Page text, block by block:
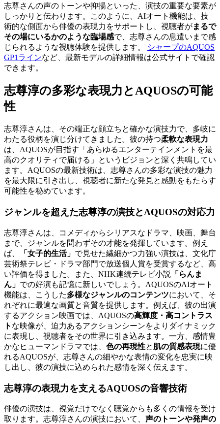
志尊さんの声のトーンや抑揚といった、演技の重要な要素が
しっかりと伝わります。このように、AIオート機能は、技
術的な側面から俳優の表現力をサポートし、視聴者がまるで
その場にいるかのような臨場感で、志尊さんの息遣いまで感
じられるような視聴体験を提供します。
シャープのAQUOS
GP1ラインなど、最新モデルの詳細情報は公式サイトで確認
できます。
志尊淳の多彩な表現力とAQUOSの可能
性
志尊淳さんは、その端正な顔立ちと確かな演技力で、多岐に
わたる役柄を演じ分けてきました。彼の持つ柔軟な表現力
は、AQUOSが目指す「あらゆるエンターテインメントを最
高のクオリティで届ける」というビジョンと深く共鳴してい
ます。AQUOSの最新技術は、志尊さんの多彩な演技の魅力
を最大限に引き出し、視聴者に新たな発見と感動をもたらす
可能性を秘めています。
ジャンルを超えた志尊淳の演技とAQUOSの対応力
志尊淳さんは、コメディからシリアスなドラマ、映画、舞台
まで、ジャンルを問わずその才能を発揮しています。例え
ば、
「女子的生活」 で見せた繊細かつ力強い演技は、文化庁
芸術祭テレビ・ドラマ部門で放送個人賞を受賞するなど、高
い評価を得ました。また、NHK連続テレビ小説
「らんま
ん」 での好演も記憶に新しいでしょう。AQUOSのAIオート
機能は、こうした多様なジャンルのコンテンツにおいて、そ
れぞれに最適な画質と音質を提供します。例えば、彼の出演
するアクション映画では、AQUOSの高輝度・高コントラス
ト な映像が、迫力あるアクションシーンをよりダイナミック
に表現し、視聴者をその世界に引き込みます。一方、感情豊
かなヒューマンドラマでは、 色の再現性と 肌の質感表現に優
れるAQUOSが、志尊さんの細やかな表情の変化を忠実に映
し出し、彼の演技に込められた感情を深く伝えます。
志尊淳の表現力を支えるAQUOSの音響技術
俳優の演技は、視覚だけでなく聴覚からも多くの情報を受け
取ります。志尊淳さんの演技において、 声のトーンや発声の